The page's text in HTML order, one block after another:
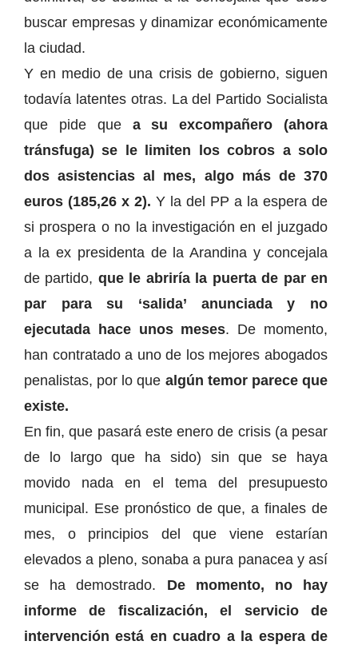
buscar empresas y dinamizar económicamente
la ciudad.
Y en medio de una crisis de gobierno, siguen
todavía latentes otras. La del Partido Socialista
que pide quea su excompañero (ahora
tránsfuga) se le limiten los cobros a solo
dos asistencias al mes, algo más de 370
euros (185,26 x 2). Y la del PP a la espera de
si prospera o no la investigación en el juzgado
a la ex presidenta de la Arandina y concejala
de partido, que le abriría la puerta de par en
par para su ‘salida’ anunciada y no
ejecutada hace unos meses. De momento,
han contratado a uno de los mejores abogados
penalistas, por lo que algún temor parece que
existe.
En fin, que pasará este enero de crisis (a pesar
de lo largo que ha sido) sin que se haya
movido nada en el tema del presupuesto
municipal. Ese pronóstico de que, a finales de
mes, o principios del que viene estarían
elevados a pleno, sonaba a pura panacea y así
se ha demostrado. De momento, no hay
informe de fiscalización, el servicio de
intervención está en cuadro a la espera de